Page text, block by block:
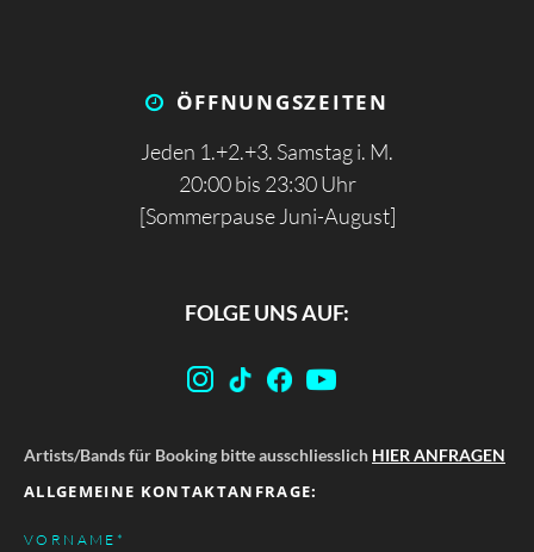
ÖFFNUNGS­ZEITEN
Jeden 1.+2.+3. Samstag i. M.
20:00 bis 23:30 Uhr
[Sommerpause Juni-August]
FOLGE UNS AUF:
Artists/Bands für Booking bitte ausschliesslich HIER ANFRAGEN
ALLGEMEINE KONTAKTANFRAGE:
PFLICHTFELD
VORNAME *